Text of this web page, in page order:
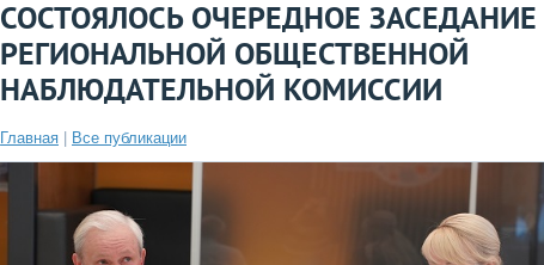
СОСТОЯЛОСЬ ОЧЕРЕДНОЕ ЗАСЕДАНИЕ
РЕГИОНАЛЬНОЙ ОБЩЕСТВЕННОЙ
НАБЛЮДАТЕЛЬНОЙ КОМИССИИ
Главная Все публикации